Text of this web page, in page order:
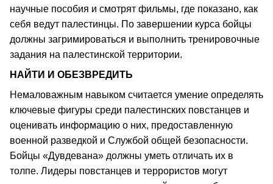
научные пособия и смотрят фильмы, где показано, как
себя ведут палестинцы. По завершении курса бойцы
должны загримироваться и выполнить тренировочные
задания на палестинской территории.
НАЙТИ И ОБЕЗВРЕДИТЬ
Немаловажным навыком считается умение определять
ключевые фигуры среди палестинских повстанцев и
оценивать информацию о них, предоставленную
военной разведкой и Службой общей безопасности.
Бойцы «Дувдевана» должны уметь отличать их в
толпе. Лидеры повстанцев и террористов могут